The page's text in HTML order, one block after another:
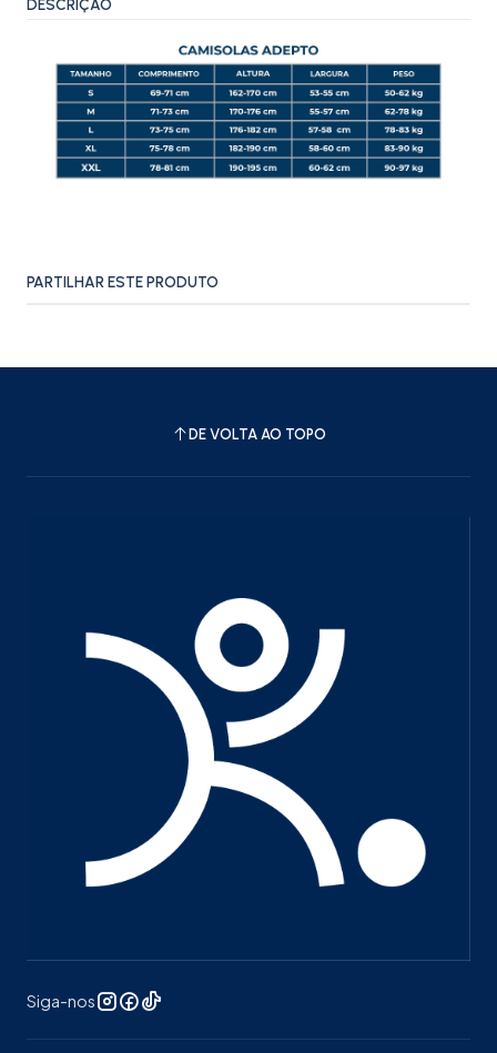
DESCRIÇÃO
PARTILHAR ESTE PRODUTO
DE VOLTA AO TOPO
Siga-nos